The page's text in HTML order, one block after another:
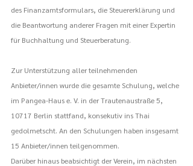
des Finanzamtsformulars, die Steuererklärung und
die Beantwortung anderer Fragen mit einer Expertin
für Buchhaltung und Steuerberatung.
Zur Unterstützung aller teilnehmenden
Anbieter/innen wurde die gesamte Schulung, welche
im Pangea-Haus e. V. in der Trautenaustraße 5,
10717 Berlin stattfand, konsekutiv ins Thai
gedolmetscht. An den Schulungen haben insgesamt
15 Anbieter/innen teilgenommen.
Darüber hinaus beabsichtigt der Verein, im nächsten